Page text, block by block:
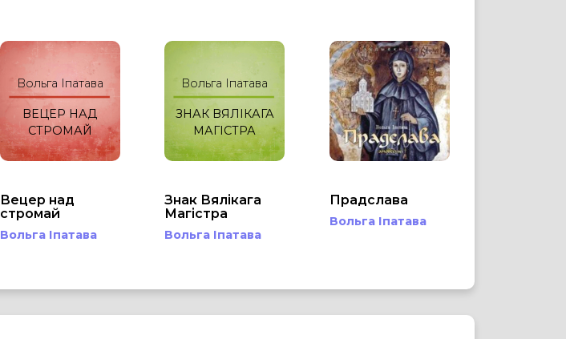
Вольга Іпатава
ВЕЦЕР НАД
СТРОМАЙ
Вецер над
стромай
Вольга Іпатава
Вольга Іпатава
ЗНАК ВЯЛІКАГА
МАГІСТРА
Знак Вялікага
Магістра
Вольга Іпатава
Прадслава
Вольга Іпатава